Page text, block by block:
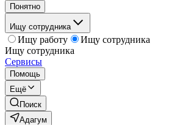
Понятно
Ищу сотрудника
Ищу работу
Ищу сотрудника
Ищу сотрудника
Сервисы
Помощь
Ещё
Поиск
Адагум